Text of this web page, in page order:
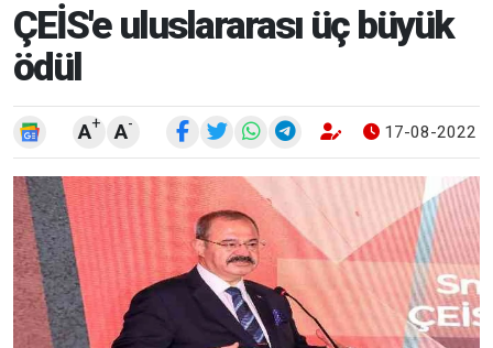
ÇEİS'e uluslararası üç büyük
ödül
A+ A- 17-08-2022